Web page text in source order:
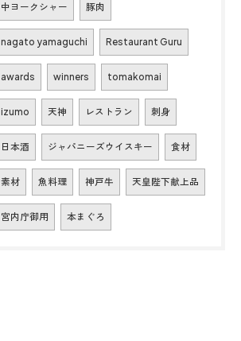
中ヨークシャー 豚肉
nagato yamaguchi Restaurant Guru
awards winners tomakomai
izumo 天神 レストラン 刺身
日本酒 ジャパニーズウイスキー 食材
素材 魚料理 神戸牛 天皇陛下献上品
宮内庁御用 本まぐろ